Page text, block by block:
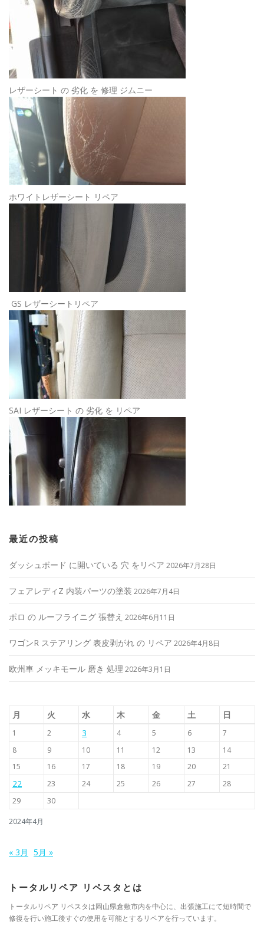
レザーシート の 劣化 を 修理 ジムニー
ホワイトレザーシート リペア
GS レザーシートリペア
SAI レザーシート の 劣化 を リペア
最近の投稿
ダッシュボード に開いている 穴 をリペア 2026年7月28日
フェアレディZ 内装パーツの塗装 2026年7月4日
ポロ の ルーフライニグ 張替え 2026年6月11日
ワゴンR ステアリング 表皮剥がれ の リペア 2026年4月8日
欧州車 メッキモール 磨き 処理 2026年3月1日
2024年4月
月 火 水 木 金 土 日
1 2 3 4 5 6
7
8
9 10 11 12 13
14
15
16 17 18 19 20 21
22 23 24 25 26 27
28
29
30
« 3月 5月 »
トータルリペア リペスタとは
トータルリペア リペスタは岡山県倉敷市内を中心に、出張施工にて短時間で
修復を行い施工後すぐの使用を可能とするリペアを行っています。